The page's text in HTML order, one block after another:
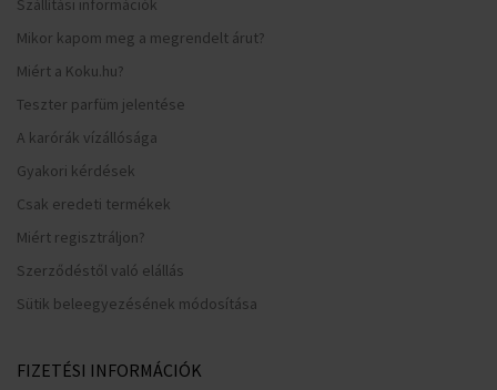
Szállítási információk
Mikor kapom meg a megrendelt árut?
Miért a Koku.hu?
Teszter parfüm jelentése
A karórák vízállósága
Gyakori kérdések
Csak eredeti termékek
Miért regisztráljon?
Szerződéstől való elállás
Sütik beleegyezésének módosítása
FIZETÉSI INFORMÁCIÓK